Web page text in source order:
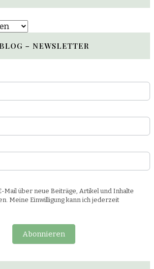
BLOG – NEWSLETTER
Mail über neue Beiträge, Artikel und Inhalte
Meine Einwilligung kann ich jederzeit
Abonnieren